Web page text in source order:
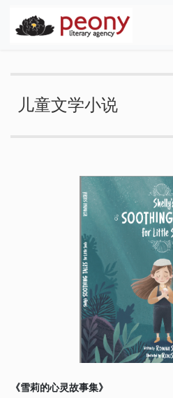
儿童文学小说
《雪莉的心灵故事集》